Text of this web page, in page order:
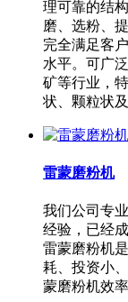
理可靠的结
磨、选粉、
完全满足客
水平。可广
矿等行业，
状、颗粒状
雷蒙磨粉机
我们公司专
经验，已经
雷蒙磨粉机
耗、投资小
蒙磨粉机效率